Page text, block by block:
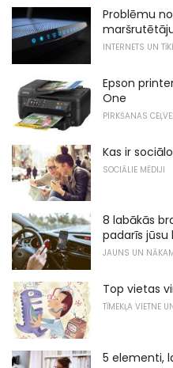
Problēmu
INTERNETS UN
Epson
One
PIRKŠANAS
Kas ir
SOCIĀLIE MĒDIJI
8 labākās
padarīs
JAUNS UN
Top vietas
TĪMEKĻA VIETNE
5 elementi,